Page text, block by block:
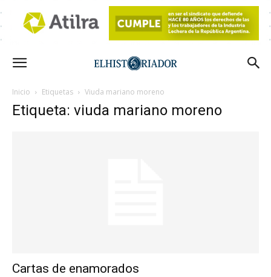
Inicio Etiquetas Viuda mariano moreno
Etiqueta: viuda mariano moreno
Cartas de enamorados